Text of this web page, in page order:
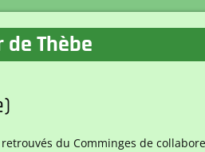
Thèbe
retrouvés du Comminges de